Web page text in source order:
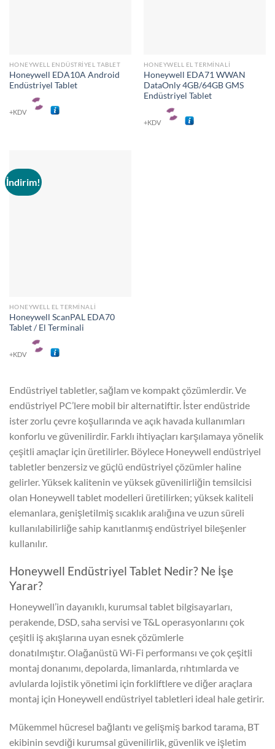
HONEYWELL ENDÜSTRIYEL TABLET
Honeywell EDA10A Android
Endüstriyel Tablet
+KDV
HONEYWELL EL TERMINALI
Honeywell EDA71 WWAN
DataOnly 4GB/64GB GMS
Endüstriyel Tablet
+KDV
İndirim!
HONEYWELL EL TERMINALI
Honeywell ScanPAL EDA70
Tablet / El Terminali
+KDV
Endüstriyel tabletler, sağlam ve kompakt çözümlerdir. Ve
endüstriyel PC’lere mobil bir alternatiftir. İster endüstride
ister zorlu çevre koşullarında ve açık havada kullanımları
konforlu ve güvenilirdir. Farklı ihtiyaçları karşılamaya yönelik
çeşitli amaçlar için üretilirler. Böylece Honeywell endüstriyel
tabletler benzersiz ve güçlü endüstriyel çözümler haline
gelirler. Yüksek kalitenin ve yüksek güvenilirliğin temsilcisi
olan Honeywell tablet modelleri üretilirken; yüksek kaliteli
elemanlara, genişletilmiş sıcaklık aralığına ve uzun süreli
kullanılabilirliğe sahip kanıtlanmış endüstriyel bileşenler
kullanılır.
Honeywell Endüstriyel Tablet Nedir? Ne İşe
Yarar?
Honeywell’in dayanıklı, kurumsal tablet bilgisayarları,
perakende, DSD, saha servisi ve T&L operasyonlarını çok
çeşitli iş akışlarına uyan esnek çözümlerle
donatılmıştır. Olağanüstü Wi-Fi performansı ve çok çeşitli
montaj donanımı, depolarda, limanlarda, rıhtımlarda ve
avlularda lojistik yönetimi için forkliftlere ve diğer araçlara
montaj için Honeywell endüstriyel tabletleri ideal hale getirir.
Mükemmel hücresel bağlantı ve gelişmiş barkod tarama, BT
ekibinin sevdiği kurumsal güvenilirlik, güvenlik ve işletim